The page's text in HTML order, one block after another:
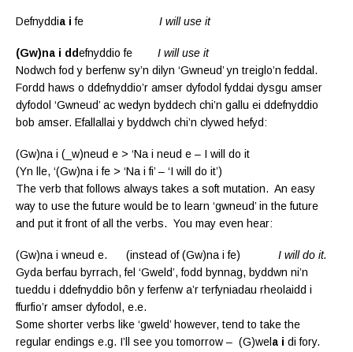
Defnyddia ife I will use it
(Gw)na i ddefnyddio fe I will use it
Nodwch fod y berfenw sy’n dilyn ‘Gwneud’ yn treiglo’n feddal.
Fordd haws o ddefnyddio’r amser dyfodol fyddai dysgu amser
dyfodol ‘Gwneud’ ac wedyn byddech chi’n gallu ei ddefnyddio
bob amser. Efallallai y byddwch chi’n clywed hefyd:
(Gw)na i (_w)neud e > ‘Na i neud e – I will do it
(Yn lle, ‘(Gw)na i fe > ‘Na i fi’ – ‘I will do it’)
The verb that follows always takes a soft mutation. An easy
way to use the future would be to learn ‘gwneud’ in the future
and put it front of all the verbs. You may even hear:
(Gw)na i wneud e. (instead of (Gw)na i fe) I will do it.
Gyda berfau byrrach, fel ‘Gweld’, fodd bynnag, byddwn ni’n
tueddu i ddefnyddio bôn y ferfenw a’r terfyniadau rheolaidd i
ffurfio’r amser dyfodol, e.e.
Some shorter verbs like ‘gweld’ however, tend to take the
regular endings e.g. I’ll see you tomorrow – (G)wela i di fory.